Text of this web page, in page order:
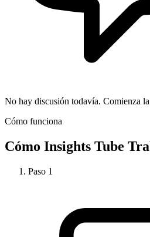
No hay discusión todavía. Comienza
Cómo funciona
Cómo Insights Tube
Paso 1